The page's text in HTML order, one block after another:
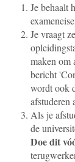
Je behaalt
Je vraagt
maken om
bericht
wordt ook
afstuderen
Als je
de
Doe dit